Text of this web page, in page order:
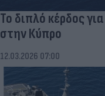
Το διπλό κέρδος
στην Κύπρο
12.03.2026 07:00